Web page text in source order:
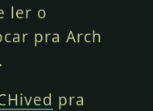
ler o
pra Arch
pra